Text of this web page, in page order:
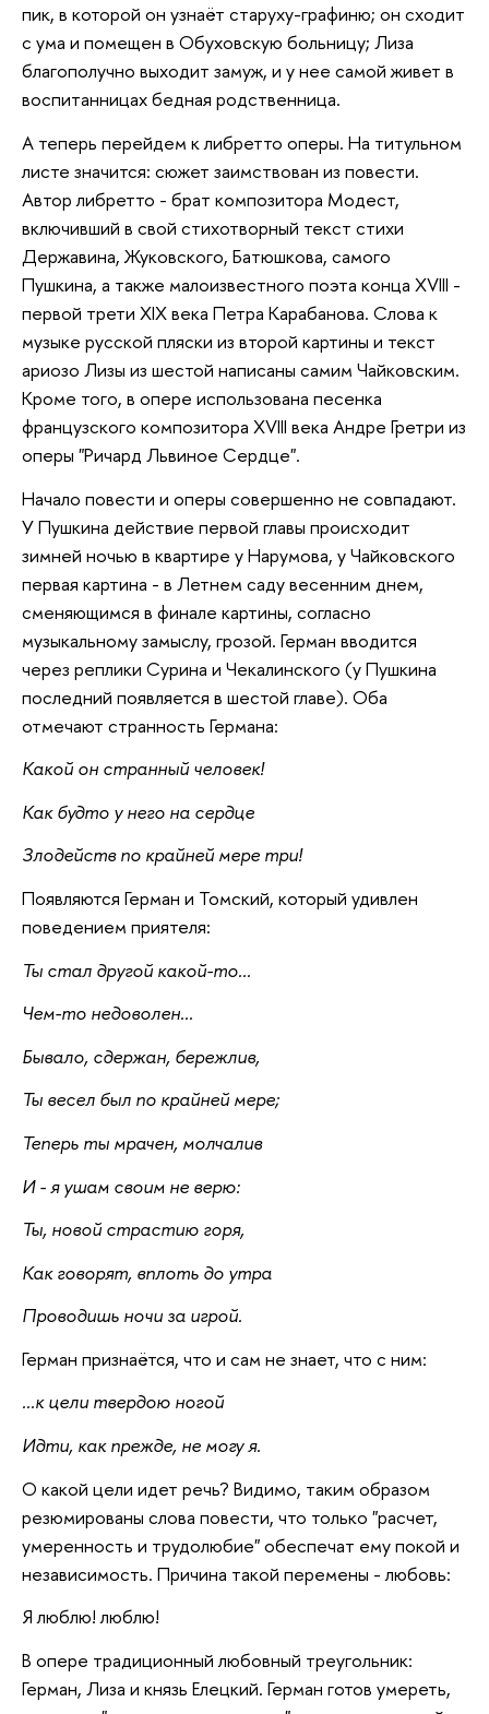
пик, в которой он узнаёт старуху-графиню; он сходит
с ума и помещен в Обуховскую больницу; Лиза
благополучно выходит замуж, и у нее самой живет в
воспитанницах бедная родственница.
А теперь перейдем к либретто оперы. На титульном
листе значится: сюжет заимствован из повести.
Автор либретто - брат композитора Модест,
включивший в свой стихотворный текст стихи
Державина, Жуковского, Батюшкова, самого
Пушкина, а также малоизвестного поэта конца XVIII -
первой трети XIX века Петра Карабанова. Слова к
музыке русской пляски из второй картины и текст
ариозо Лизы из шестой написаны самим Чайковским.
Кроме того, в опере использована песенка
французского композитора XVIII века Андре Гретри из
оперы "Ричард Львиное Сердце".
Начало повести и оперы совершенно не совпадают.
У Пушкина действие первой главы происходит
зимней ночью в квартире у Нарумова, у Чайковского
первая картина - в Летнем саду весенним днем,
сменяющимся в финале картины, согласно
музыкальному замыслу, грозой. Герман вводится
через реплики Сурина и Чекалинского (у Пушкина
последний появляется в шестой главе). Оба
отмечают странность Германа:
Какой он странный человек!
Как будто у него на сердце
Злодейств по крайней мере три!
Появляются Герман и Томский, который удивлен
поведением приятеля:
Ты стал другой какой-то...
Чем-то недоволен...
Бывало, сдержан, бережлив,
Ты весел был по крайней мере;
Теперь ты мрачен, молчалив
И - я ушам своим не верю:
Ты, новой страстию горя,
Как говорят, вплоть до утра
Проводишь ночи за игрой.
Герман признаётся, что и сам не знает, что с ним:
...к цели твердою ногой
Идти, как прежде, не могу я.
О какой цели идет речь? Видимо, таким образом
резюмированы слова повести, что только "расчет,
умеренность и трудолюбие" обеспечат ему покой и
независимость. Причина такой перемены - любовь:
Я люблю! люблю!
В опере традиционный любовный треугольник:
Герман, Лиза и князь Елецкий. Герман готов умереть,